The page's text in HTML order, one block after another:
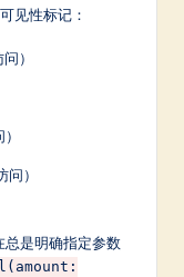
见性标记：
）
）
总是明确指定参数